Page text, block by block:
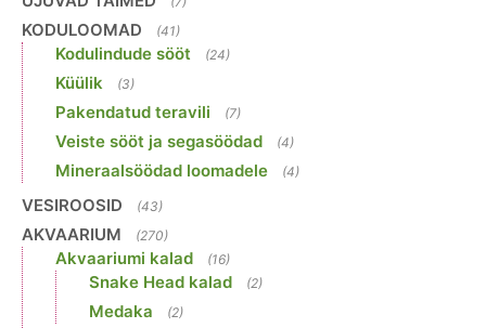
KODULOOMAD (41)
Kodulindude sööt (24)
Küülik (3)
Pakendatud teravili (7)
Veiste sööt ja segasöödad (4)
Mineraalsöödad loomadele (4)
VESIROOSID (43)
AKVAARIUM (270)
Akvaariumi kalad (16)
Snake Head kalad (2)
Medaka (2)